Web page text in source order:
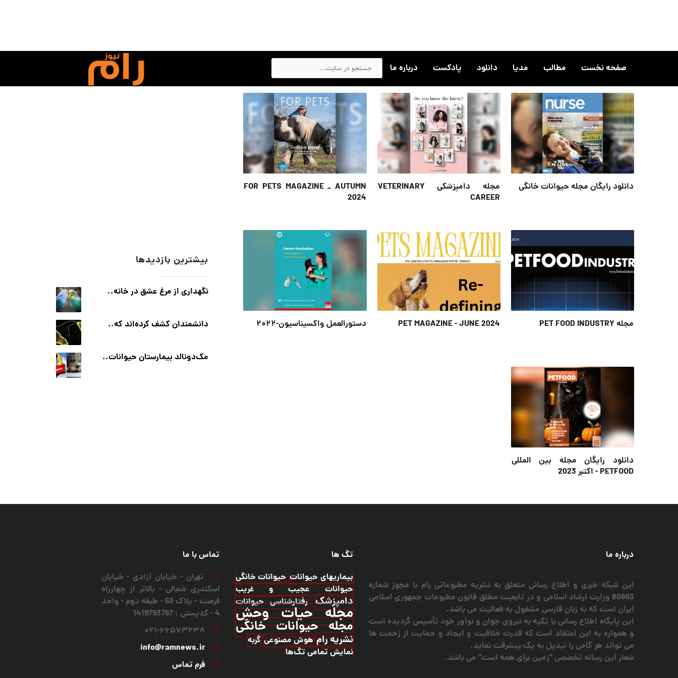
صفحه نخست مطالب مدیا دانلود پادکست درباره ما
دانلود رایگان مجله حیوانات خانگی
مجله دامپزشکی VETERINARY
CAREER
FOR PETS MAGAZINE _ AUTUMN
2024
مجله PET FOOD INDUSTRY PET MAGAZINE - JUNE 2024 دستورالعمل واکسیناسیون-۲۰۲۲
دانلود رایگان مجله بین المللی
PETFOOD - اکتبر 2023
بیشترین بازدیدها
نگهداری از مرغ عشق در خانه..
دانشمندان کشف کرده‌اند که..
مک‌دونالد بیمارستان حیوانات..
درباره ما
این شبکه خبری و اطلاع رسانی متعلق به نشریه مطبوعاتی رام با مجوز شماره
80863 وزارت ارشاد اسلامی و در تابعیت مطلق قانون مطبوعات جمهوری اسلامی
ایران است که به زبان فارسی مشغول به فعالیت می باشد.
این پایگاه اطلاع رسانی با تکیه به نیروی جوان و نوآور خود تأسیس گردیده است
و همواره به این اعتقاد است که قدرت خلاقیت و ایجاد و حمایت از زحمت ها
می تواند هر گامی را تبدیل به یک پیشرفت نماید.
شعار این رسانه تخصصی "زمین برای همه است" می باشد.
تگ ها
بیماریهای حیوانات حیوانات خانگی
حیوانات عجیب و غریب
دامپزشک رفتارشناسی حیوانات
مجله حیات وحش
مجله حیوانات خانگی
نشریه رام هوش مصنوعی گربه
نمایش تمامی تگ‌ها
تماس با ما
تهران - خیابان آزادی - خیابان
اسکندری شمالی - بالاتر از چهارراه
فرصت - پلاک 63 - طبقه دوم - واحد
4 - کدپستی : 1419793767
۰۲۱-۶۶۵۷۳۲۳۸
info@ramnews.ir
فرم تماس